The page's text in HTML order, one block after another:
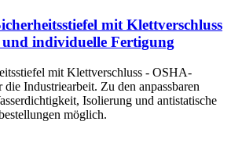
mit Klettverschluss
individuelle Fertigung
mit Klettverschluss - OSHA-
Industriearbeit. Zu den anpassbaren
Isolierung und antistatische
möglich.